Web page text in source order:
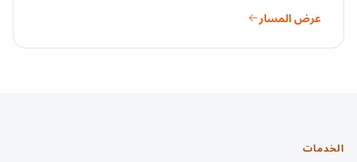
عرض المسار
الخدمات